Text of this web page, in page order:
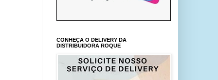
CONHEÇA O DELIVERY DA
DISTRIBUIDORA ROQUE